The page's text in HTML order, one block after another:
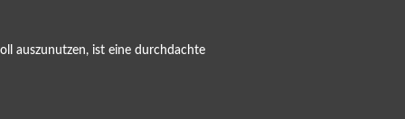
auszunutzen, ist eine durchdachte